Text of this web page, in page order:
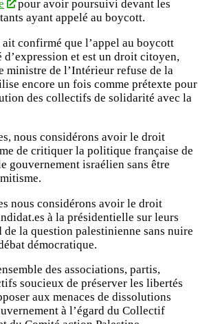
pour avoir poursuivi devant les
ayant appelé au boycott.
confirmé que l’appel au boycott
et est un droit citoyen,
ministre de l’Intérieur refuse de la
encore un fois comme prétexte pour
des collectifs de solidarité avec la
nous considérons avoir le droit
de critiquer la politique française de
gouvernement israélien sans être
nous considérons avoir le droit
à la présidentielle sur leurs
de la question palestinienne sans nuire
démocratique.
des associations, partis,
soucieux de préserver les libertés
aux menaces de dissolutions
à l’égard du Collectif